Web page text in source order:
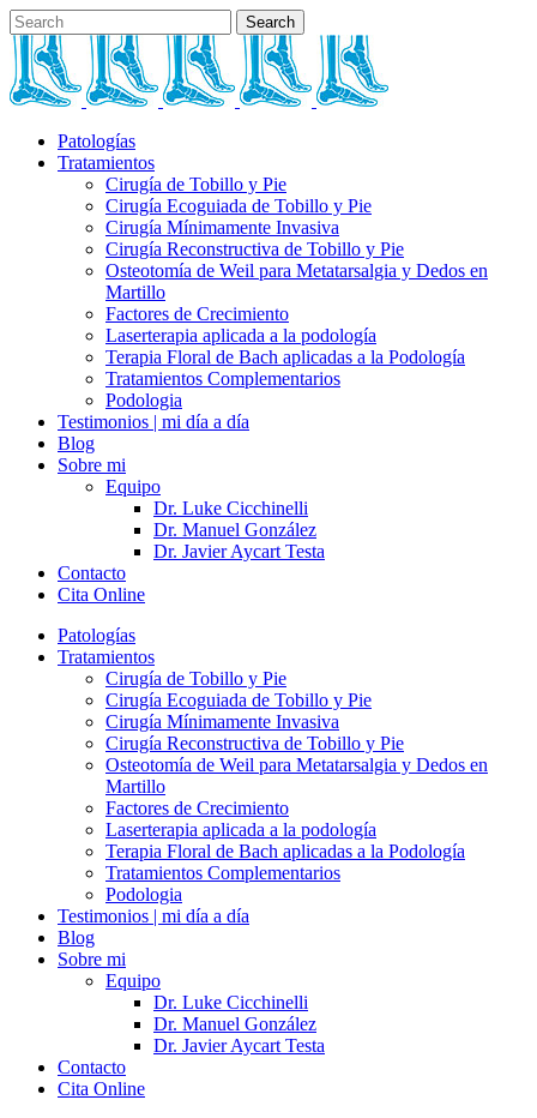
Patologías
Tratamientos
Cirugía de Tobillo y Pie
Cirugía Ecoguiada de Tobillo y Pie
Cirugía Mínimamente Invasiva
Cirugía Reconstructiva de Tobillo y Pie
Osteotomía de Weil para Metatarsalgia y Dedos en
Martillo
Factores de Crecimiento
Laserterapia aplicada a la podología
Terapia Floral de Bach aplicadas a la Podología
Tratamientos Complementarios
Podologia
Testimonios | mi día a día
Blog
Sobre mi
Equipo
Dr. Luke Cicchinelli
Dr. Manuel González
Dr. Javier Aycart Testa
Contacto
Cita Online
Patologías
Tratamientos
Cirugía de Tobillo y Pie
Cirugía Ecoguiada de Tobillo y Pie
Cirugía Mínimamente Invasiva
Cirugía Reconstructiva de Tobillo y Pie
Osteotomía de Weil para Metatarsalgia y Dedos en
Martillo
Factores de Crecimiento
Laserterapia aplicada a la podología
Terapia Floral de Bach aplicadas a la Podología
Tratamientos Complementarios
Podologia
Testimonios | mi día a día
Blog
Sobre mi
Equipo
Dr. Luke Cicchinelli
Dr. Manuel González
Dr. Javier Aycart Testa
Contacto
Cita Online